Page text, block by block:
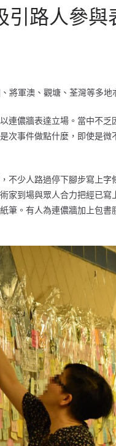
引路人參與
將軍澳、觀塘、荃灣等多地
連儂牆表達立場。當中不
次事件做點什麼，即使是
不少人路過停下腳步寫上
家到場與眾人合力把經已
筆。有人為連儂牆加上包書